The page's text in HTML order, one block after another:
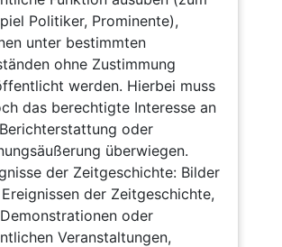
Politiker, Prominente),
unter bestimmten
ohne Zustimmung
werden. Hierbei muss
das berechtigte Interesse an
oder
überwiegen.
der Zeitgeschichte: Bilder
der Zeitgeschichte,
oder
Veranstaltungen,